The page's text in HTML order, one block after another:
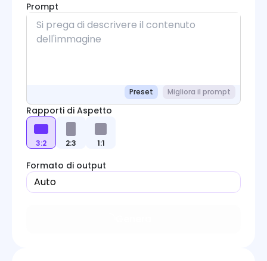
Prompt
Preset Migliora il prompt
Rapporti di Aspetto
3:2 2:3 1:1
Formato di output
Auto